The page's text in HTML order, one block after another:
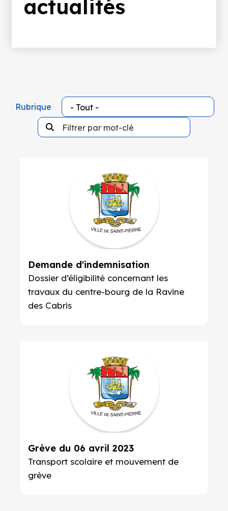
actualités
Rubrique
Demande d'indemnisation
Dossier d’éligibilité concernant les
travaux du centre-bourg de la Ravine
des Cabris
Grève du 06 avril 2023
Transport scolaire et mouvement de